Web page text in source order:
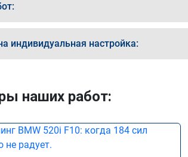
индивидуальная настройка:
наших работ: